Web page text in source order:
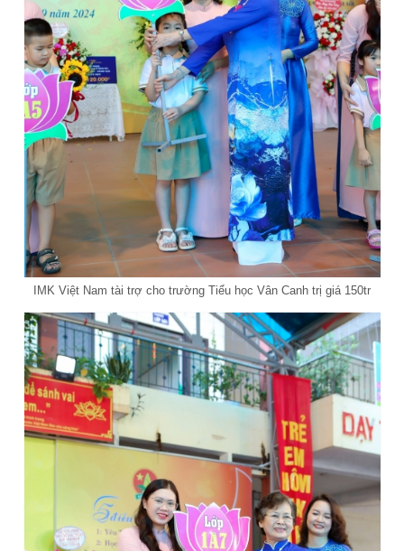
IMK Việt Nam tài trợ cho trường Tiểu học Vân Canh trị giá 150tr